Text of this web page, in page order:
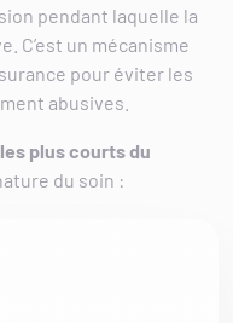
pendant laquelle la
C’est un mécanisme
pour éviter les
abusives.
plus courts du
du soin :